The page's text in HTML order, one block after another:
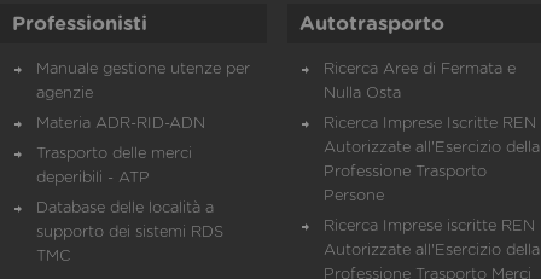
Professionisti
Manuale gestione utenze per
agenzie
Materia ADR-RID-ADN
Trasporto delle merci
deperibili - ATP
Database delle località a
supporto dei sistemi RDS
TMC
Autotrasporto
Ricerca Aree di Fermata e
Nulla Osta
Ricerca Imprese Iscritte REN
Autorizzate all'Esercizio della
Professione Trasporto
Persone
Ricerca Imprese iscritte REN
Autorizzate all'Esercizio della
Professione Trasporto Merci